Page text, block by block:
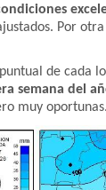
Por
de cada
semana del
muy oportunas.